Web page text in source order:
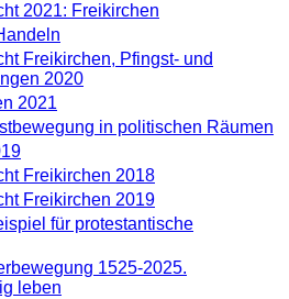
2021: Freikirchen
Freikirchen, Pfingst- und
2020
2021
in politischen Räumen
Freikirchen 2018
Freikirchen 2019
für protestantische
1525-2025.
leben